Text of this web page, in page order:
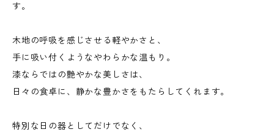
す。
木地の呼吸を感じさせる軽やかさと、
手に吸い付くようなやわらかな温もり。
漆ならではの艶やかな美しさは、
日々の食卓に、静かな豊かさをもたらしてくれます。
特別な日の器としてだけでなく、